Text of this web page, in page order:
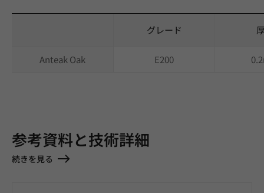
グレード
Anteak Oak E200
参考資料と技術詳細
続きを見る